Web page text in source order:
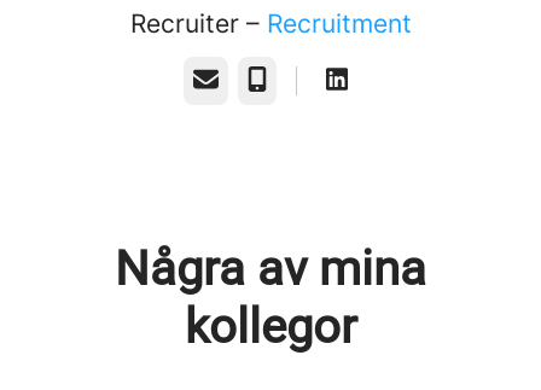
Recruiter – Recruitment
E-postTelefon
Några av mina
kollegor